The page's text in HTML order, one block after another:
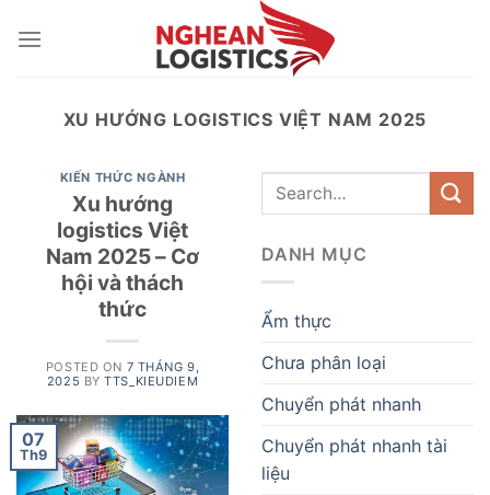
XU HƯỚNG LOGISTICS VIỆT NAM 2025
KIẾN THỨC NGÀNH
Xu hướng
logistics Việt
Nam 2025 – Cơ
hội và thách
thức
POSTED ON 7 THÁNG 9,
2025 BYTTS_KIEUDIEM
07
Th9
DANH MỤC
Ẩm thực
Chưa phân loại
Chuyển phát nhanh
Chuyển phát nhanh tài
liệu